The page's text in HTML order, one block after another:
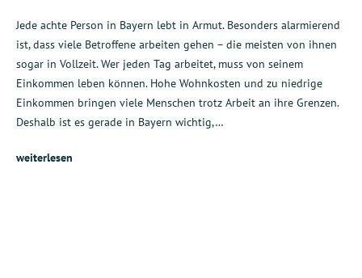
Jede achte Person in Bayern lebt in Armut. Besonders alarmierend
ist, dass viele Betroffene arbeiten gehen – die meisten von ihnen
sogar in Vollzeit. Wer jeden Tag arbeitet, muss von seinem
Einkommen leben können. Hohe Wohnkosten und zu niedrige
Einkommen bringen viele Menschen trotz Arbeit an ihre Grenzen.
Deshalb ist es gerade in Bayern wichtig,…
weiterlesen